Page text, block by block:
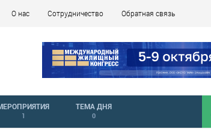
О нас Сотрудничество Обратная связь
1
ТЕМА ДНЯ
0